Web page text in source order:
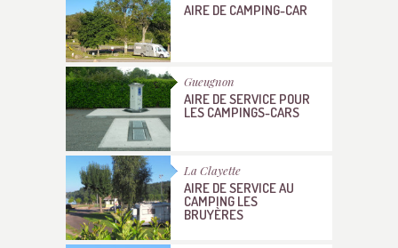
AIRE DE CAMPING-CAR
Gueugnon
AIRE DE SERVICE POUR
LES CAMPINGS-CARS
La Clayette
AIRE DE SERVICE AU
CAMPING LES
BRUYÈRES